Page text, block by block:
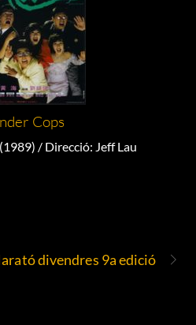
Cops
/ Direcció: Jeff Lau
divendres 9a edició